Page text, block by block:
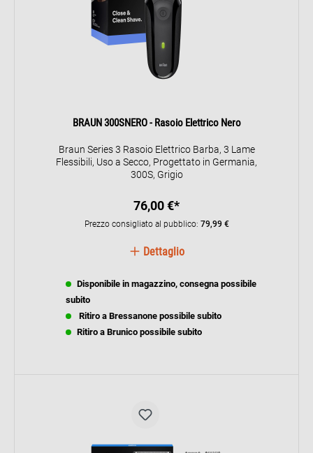
BRAUN 300SNERO - Rasoio Elettrico Nero
Braun Series 3 Rasoio Elettrico Barba, 3 Lame
Flessibili, Uso a Secco, Progettato in Germania,
300S, Grigio
76,00 €*
Prezzo consigliato al pubblico: 79,99 €
Dettaglio
Disponibile in magazzino, consegna possibile
subito
Ritiro a Bressanone possibile subito
Ritiro a Brunico possibile subito